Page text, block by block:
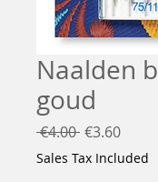
Naalden
goud
€4.00 Regular
Price
€3.60Sale
Price
Sales Tax Included